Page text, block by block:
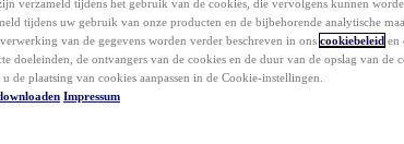
verzameld tijdens het gebruik van de cookies, die vervolgens kunnen
tijdens uw gebruik van onze producten en de bijbehorende analytische
van de gegevens worden verder beschreven in ons cookiebeleid en
doeleinden, de ontvangers van de cookies en de duur van de opslag van
de plaatsing van cookies aanpassen in de Cookie-instellingen.
Impressum